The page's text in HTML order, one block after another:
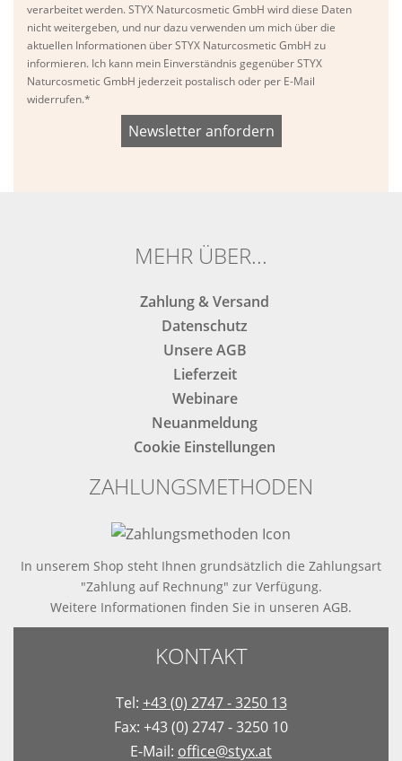
verarbeitet werden. STYX Naturcosmetic GmbH wird diese Daten
nicht weitergeben, und nur dazu verwenden um mich über die
aktuellen Informationen über STYX Naturcosmetic GmbH zu
informieren. Ich kann mein Einverständnis gegenüber STYX
Naturcosmetic GmbH jederzeit postalisch oder per E-Mail
widerrufen.*
MEHR ÜBER...
Zahlung & Versand
Datenschutz
Unsere AGB
Lieferzeit
Webinare
Neuanmeldung
Cookie Einstellungen
ZAHLUNGSMETHODEN
In unserem Shop steht Ihnen grundsätzlich die Zahlungsart
"Zahlung auf Rechnung" zur Verfügung.
Weitere Informationen finden Sie in unseren AGB.
KONTAKT
Tel: +43 (0) 2747 - 3250 13
Fax: +43 (0) 2747 - 3250 10
E-Mail: office@styx.at